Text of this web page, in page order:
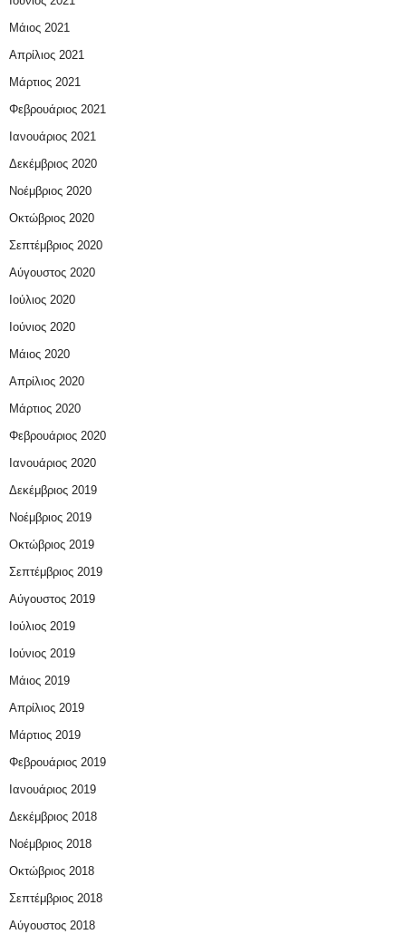
Μάιος 2021
Απρίλιος 2021
Μάρτιος 2021
Φεβρουάριος 2021
Ιανουάριος 2021
Δεκέμβριος 2020
Νοέμβριος 2020
Οκτώβριος 2020
Σεπτέμβριος 2020
Αύγουστος 2020
Ιούλιος 2020
Ιούνιος 2020
Μάιος 2020
Απρίλιος 2020
Μάρτιος 2020
Φεβρουάριος 2020
Ιανουάριος 2020
Δεκέμβριος 2019
Νοέμβριος 2019
Οκτώβριος 2019
Σεπτέμβριος 2019
Αύγουστος 2019
Ιούλιος 2019
Ιούνιος 2019
Μάιος 2019
Απρίλιος 2019
Μάρτιος 2019
Φεβρουάριος 2019
Ιανουάριος 2019
Δεκέμβριος 2018
Νοέμβριος 2018
Οκτώβριος 2018
Σεπτέμβριος 2018
Αύγουστος 2018